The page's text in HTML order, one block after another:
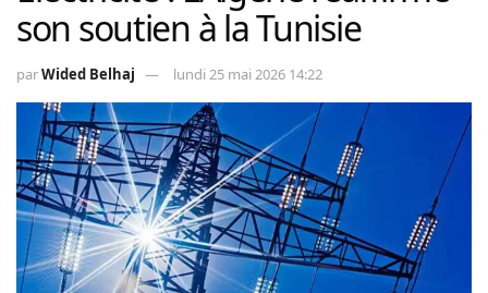
son soutien à la Tunisie
parWided Belhaj lundi 25 mai 2026 14:22